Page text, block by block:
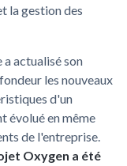
la gestion des
actualisé son
les nouveaux
d'un
évolué en même
de l'entreprise.
Oxygen a été